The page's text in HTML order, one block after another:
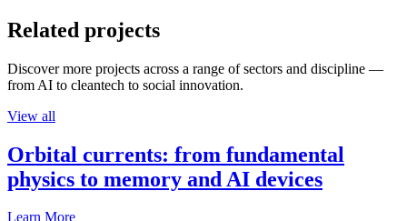
Related projects
Discover more projects across a range of sectors and discipline —
from AI to cleantech to social innovation.
View all
Orbital currents: from fundamental
physics to memory and AI devices
Learn More